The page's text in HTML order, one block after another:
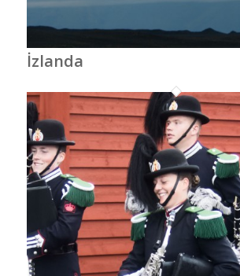
İzlanda